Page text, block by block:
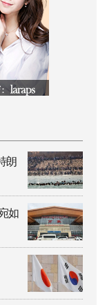
朗
如